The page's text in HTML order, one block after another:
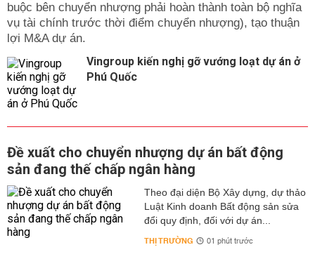
buộc bên chuyển nhượng phải hoàn thành toàn bộ nghĩa
vụ tài chính trước thời điểm chuyển nhượng), tạo thuận
lợi M&A dự án.
Vingroup kiến nghị gỡ vướng loạt dự án ở
Phú Quốc
Đề xuất cho chuyển nhượng dự án bất động
sản đang thế chấp ngân hàng
Theo đại diện Bộ Xây dựng, dự thảo
Luật Kinh doanh Bất động sản sửa
đổi quy định, đối với dự án...
THỊ TRƯỜNG 01 phút trước